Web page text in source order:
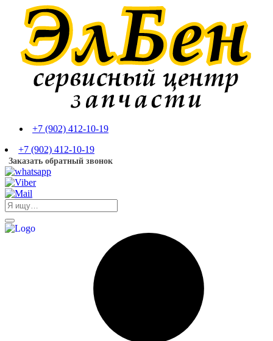
+7 (902) 412-10-19
+7 (902) 412-10-19
Заказать обратный звонок